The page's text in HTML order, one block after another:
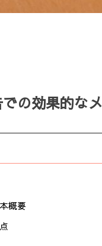
の効果的な
概要